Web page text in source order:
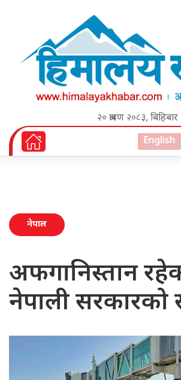
२० श्रावण २०८३,
English
नेपाल
अफगानिस्तान
नेपाली सरकारको